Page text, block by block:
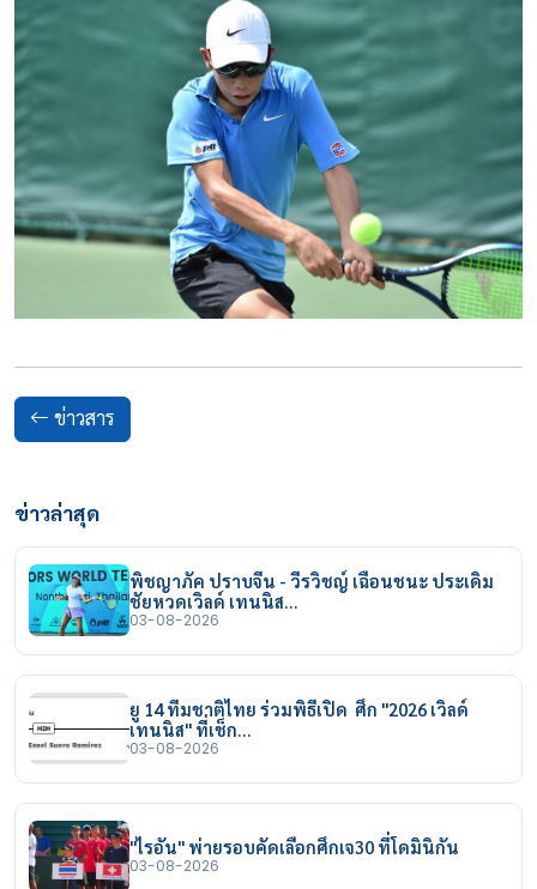
ข่าวสาร
ข่าวล่าสุด
พิชญาภัค ปราบจีน - วีรวิชญ์ เฉือนชนะ ประเดิม
ชัยหวดเวิลด์ เทนนิส…
03-08-2026
ยู 14 ทีมชาติไทย ร่วมพิธีเปิด ศึก "2026 เวิลด์
เทนนิส" ที่เช็ก…
03-08-2026
"ไรอัน" พ่ายรอบคัดเลือกศึกเจ30 ที่โดมินิกัน
03-08-2026